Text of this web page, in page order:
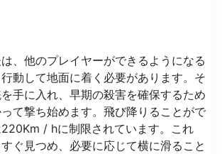
、他のプレイヤーができるようになる
動して地面に着く必要があります。そ
手に入れ、早期の殺害を確保するため
て撃ち始めます。飛び降りることがで
/ hに制限されています。これ
ぐ見つめ、必要に応じて横に滑ること